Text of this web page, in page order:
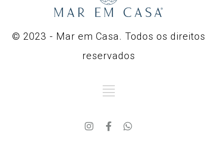
© 2023 - Mar em Casa. Todos os direitos
reservados